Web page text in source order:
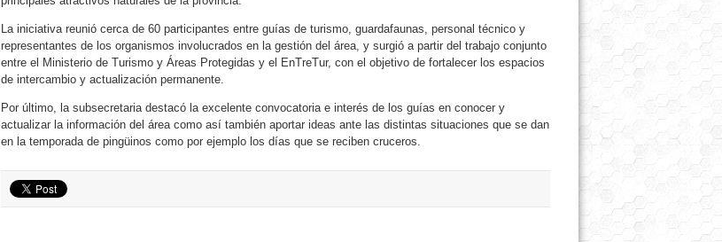
La iniciativa reunió cerca de 60 participantes entre guías de turismo, guardafaunas, personal técnico y
representantes de los organismos involucrados en la gestión del área, y surgió a partir del trabajo conjunto
entre el Ministerio de Turismo y Áreas Protegidas y el EnTreTur, con el objetivo de fortalecer los espacios
de intercambio y actualización permanente.
Por último, la subsecretaria destacó la excelente convocatoria e interés de los guías en conocer y
actualizar la información del área como así también aportar ideas ante las distintas situaciones que se dan
en la temporada de pingüinos como por ejemplo los días que se reciben cruceros.